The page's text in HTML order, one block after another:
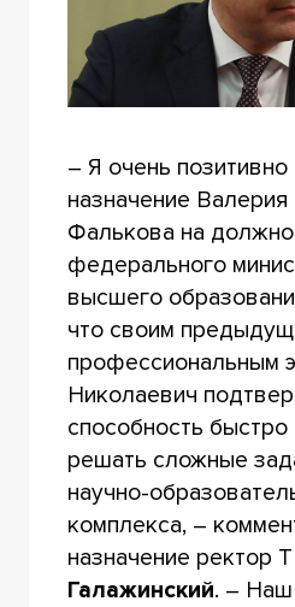
– Я очень
назначение
Фалькова на
федерального
высшего
что своим
профессиональным
Николаевич
способность
решать сложные
научно-
комплекса, –
назначение ректор
Галажинский. –